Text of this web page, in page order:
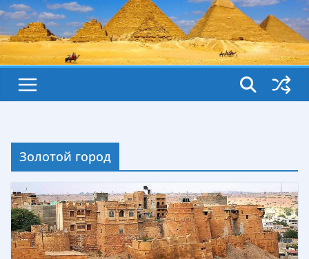
Золотой город